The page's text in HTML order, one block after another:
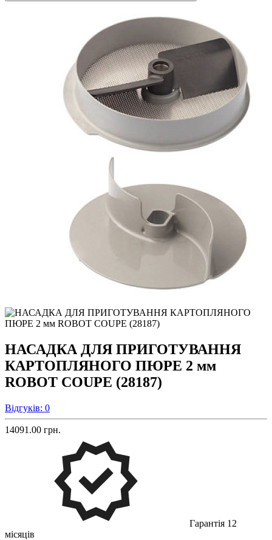
НАСАДКА ДЛЯ ПРИГОТУВАННЯ
КАРТОПЛЯНОГО ПЮРЕ 2 мм
ROBOT COUPE (28187)
Відгуків: 0
14091.00 грн.
Гарантія 12
місяців